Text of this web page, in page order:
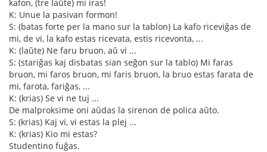
kafon, (tre laŭte) mi iras!
K: Unue la pasivan formon!
S: (batas forte per la mano sur la tablon) La kafo riceviĝas de
mi, de vi, la kafo estas ricevata, estis ricevonta, ...
K: (laŭte) Ne faru bruon, aŭ vi ...
S: (stariĝas kaj disbatas sian seĝon sur la tablo) Mi faras
bruon, mi faros bruon, mi faris bruon, la bruo estas farata de
mi, farota, fariĝas, ...
K: (krias) Se vi ne tuj ...
De malproksime oni aŭdas la sirenon de polica aŭto.
S: (krias) Kaj vi, vi estas la plej ...
K: (krias) Kio mi estas?
Studentino fuĝas.